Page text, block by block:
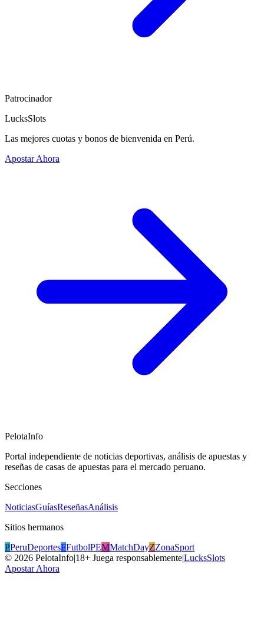
Patrocinador
LucksSlots
Las mejores cuotas y bonos de bienvenida en Perú.
Apostar Ahora
PelotaInfo
Portal independiente de noticias deportivas, análisis de apuestas y
reseñas de casas de apuestas para el mercado peruano.
Secciones
NoticiasGuíasReseñasAnálisis
Sitios hermanos
PPeruDeportesFFutbolPEMMatchDayZZonaSport
© 2026 PelotaInfo|18+ Juega responsablemente|LucksSlots
Apostar Ahora